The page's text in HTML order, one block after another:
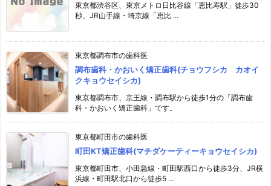
東京都渋谷区、東京メトロ日比谷線「恵比寿駅」徒歩30
秒、JR山手線・埼京線「恵比 ...
東京都調布市の歯科医
調布歯科・かおいく矯正歯科(チョウフシカ カオイ
クキョウセイシカ)
東京都調布市、京王線・調布駅から徒歩1分の「調布歯
科・かおいく矯正歯科」です。
東京都町田市の歯科医
町田KT矯正歯科(マチダケーティーキョウセイシカ)
東京都町田市、小田急線・町田駅西口から徒歩3分、JR横
浜線・町田駅北口から徒歩5 ...